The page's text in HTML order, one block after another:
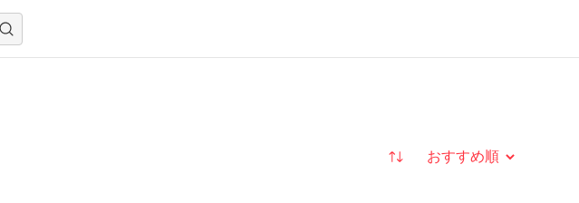
並び替え